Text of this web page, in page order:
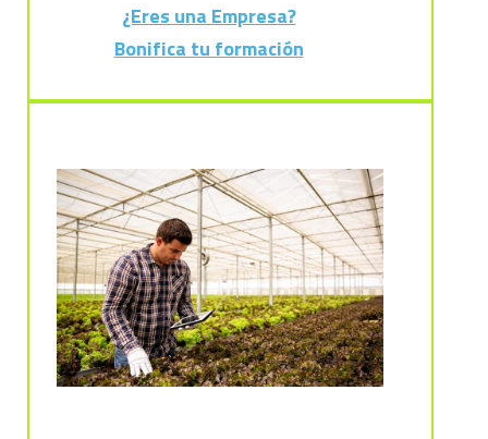
¿Eres una Empresa?
Bonifica tu formación